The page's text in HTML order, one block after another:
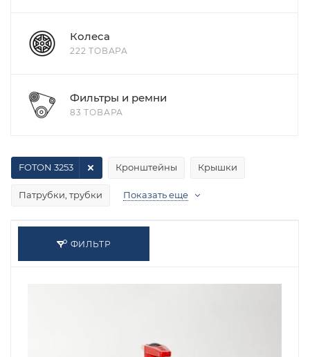
Колеса
222 ТОВАРА
Фильтры и ремни
83 ТОВАРА
Кронштейны Крышки
Патрубки, трубки
FOTON 3253
Показать еще
ФИЛЬТР